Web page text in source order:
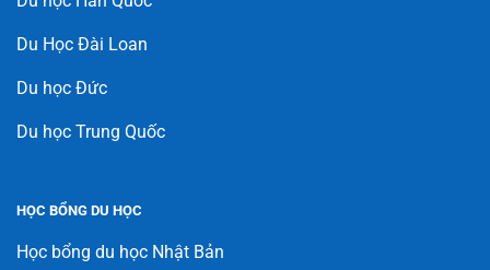
Du Học Đài Loan
Du học Đức
Du học Trung Quốc
HỌC BỔNG DU HỌC
Học bổng du học Nhật Bản